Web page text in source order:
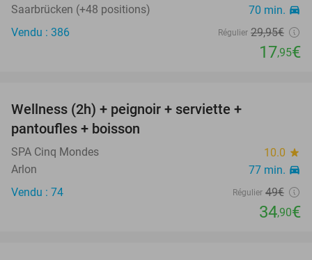
Saarbrücken (+48 positions) 70 min. directions_car
Vendu : 386 Régulier 29,95€
17,95€
Wellness (2h) + peignoir + serviette +
pantoufles + boisson
SPA Cinq Mondes 10.0 star
Arlon 77 min. directions_car
Vendu : 74 Régulier 49€
34,90€